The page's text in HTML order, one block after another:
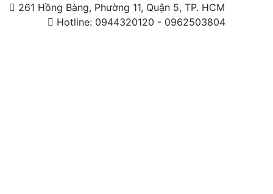
261 Hồng Bàng, Phường 11, Quận 5, TP. HCM
Hotline: 0944320120 - 0962503804